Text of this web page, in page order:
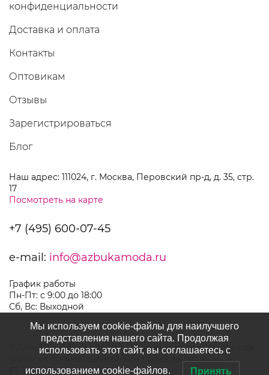
конфиденциальности
Доставка и оплата
Контакты
Оптовикам
Отзывы
Зарегистрироваться
Блог
Наш адрес: 111024, г. Москва, Перовский пр-д, д. 35, стр.
17
Посмотреть на карте
+7 (495) 600-07-45
e-mail: info@azbukamoda.ru
График работы
Пн-Пт: с 9:00 до 18:00
Сб, Вс: Выходной
©2014-2024 АЗБУКАМОДА | Мужская и женская одежда
оптом от производителя. Все права защищены.
Мы используем cookie-файлы для наилучшего
представления нашего сайта. Продолжая
использовать этот сайт, вы соглашаетесь с
использованием cookie-файлов. Принять